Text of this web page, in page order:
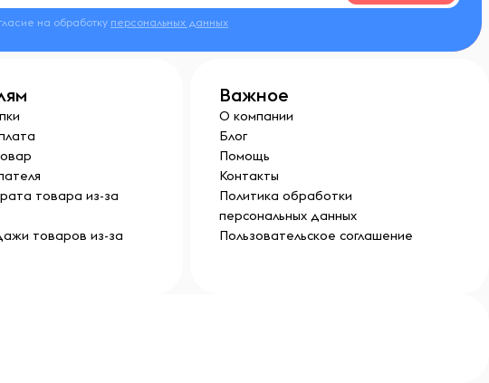
на обработку персональных данных
товара из-за
товаров из-за
Важное
О компании
Блог
Помощь
Контакты
Политика обработки
персональных данных
Пользовательское соглашение